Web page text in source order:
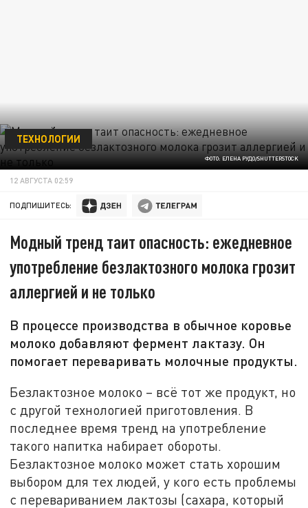
ФОТО: ЕЛЕНА РУДО/SHUTTERSTOCK
ТЕХНОЛОГИИ
12 АВГУСТА 02:59
ПОДПИШИТЕСЬ:
Модный тренд таит опасность: ежедневное
употребление безлактозного молока грозит
аллергией и не только
В процессе производства в обычное коровье
молоко добавляют фермент лактазу. Он
помогает переваривать молочные продукты.
Безлактозное молоко – всё тот же продукт, но
с другой технологией приготовления. В
последнее время тренд на употребление
такого напитка набирает обороты.
Безлактозное молоко может стать хорошим
выбором для тех людей, у кого есть проблемы
с перевариванием лактозы (сахара, который